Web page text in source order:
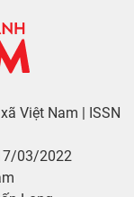
Việt Nam | ISSN
03/2022